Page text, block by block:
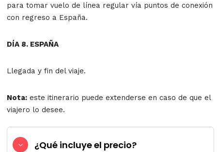
para tomar vuelo de línea regular vía puntos de conexión
con regreso a España.
DÍA 8. ESPAÑA
Llegada y fin del viaje.
Nota: este itinerario puede extenderse en caso de que el
viajero lo desee.
¿Qué incluye el precio?